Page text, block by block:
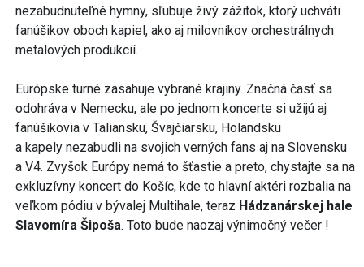
nezabudnuteľné hymny, sľubuje živý zážitok, ktorý uchváti
fanúšikov oboch kapiel, ako aj milovníkov orchestrálnych
metalových produkcií.
Európske turné zasahuje vybrané krajiny. Značná časť sa
odohráva v Nemecku, ale po jednom koncerte si užijú aj
fanúšikovia v Taliansku, Švajčiarsku, Holandsku
a kapely nezabudli na svojich verných fans aj na Slovensku
a V4. Zvyšok Európy nemá to šťastie a preto, chystajte sa na
exkluzívny koncert do Košíc, kde to hlavní aktéri rozbalia na
veľkom pódiu v bývalej Multihale, teraz Hádzanárskej hale
Slavomíra Šipoša. Toto bude naozaj výnimočný večer !